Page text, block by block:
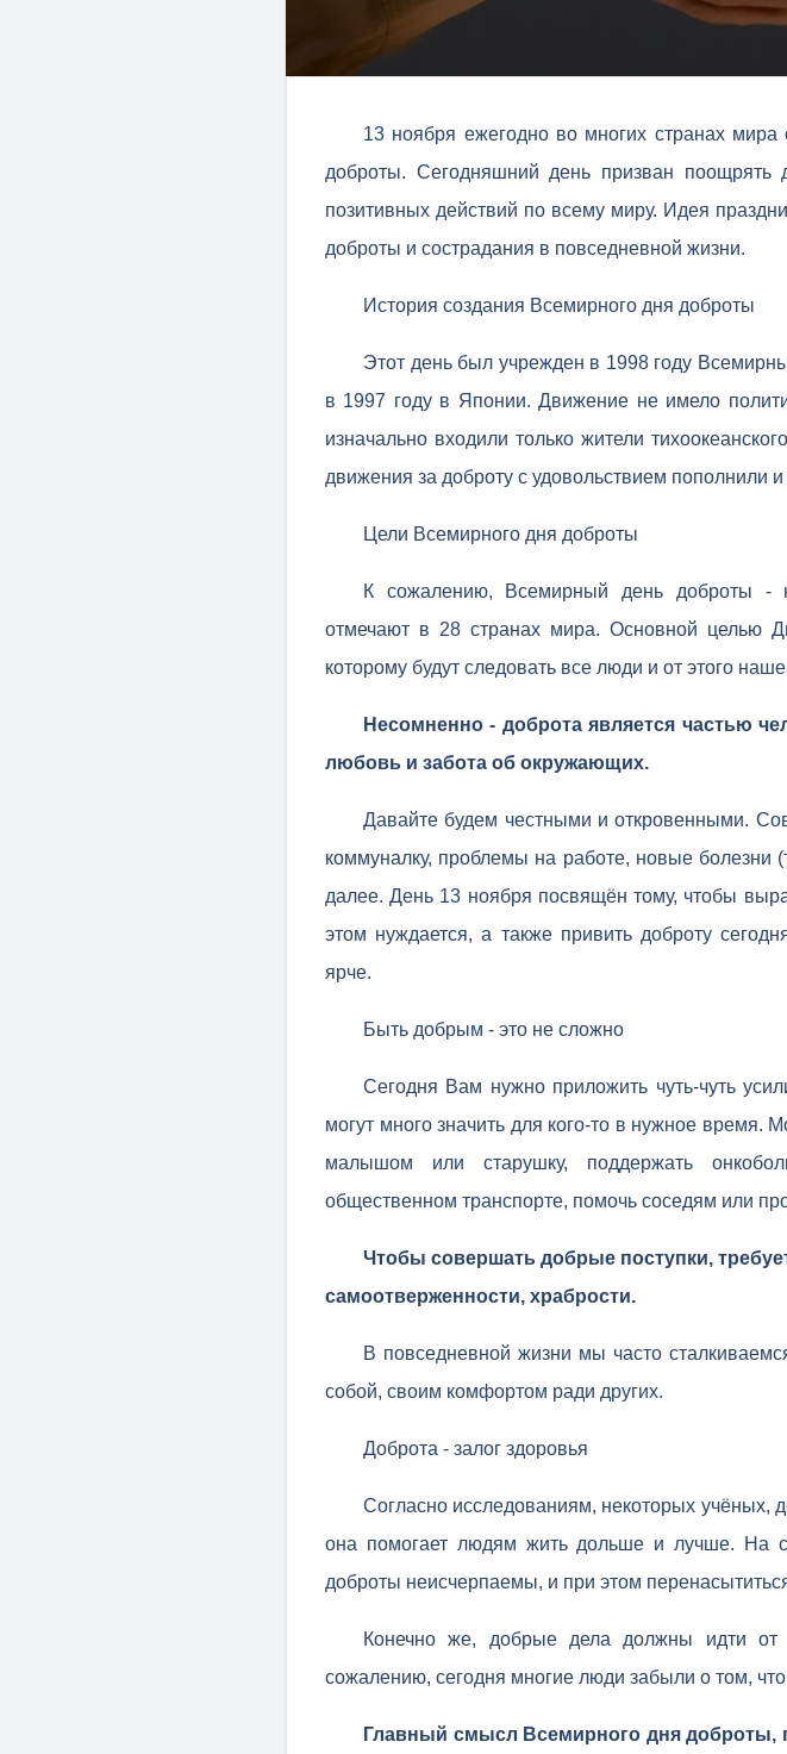
13 ноября ежегодно во многих странах
доброты. Сегодняшний день призван поощрять
позитивных действий по всему миру. Идея
доброты и сострадания в повседневной жизни.
История создания Всемирного дня доброты
Этот день был учрежден в 1998 году
в 1997 году в Японии. Движение не имело
изначально входили только жители
движения за доброту с удовольствием пополнили и
Цели Всемирного дня доброты
К сожалению, Всемирный день доброты -
отмечают в 28 странах мира. Основной целью
которому будут следовать все люди и от этого
Несомненно - доброта является частью
любовь и забота об окружающих.
Давайте будем честными и откровенными.
коммуналку, проблемы на работе, новые
далее. День 13 ноября посвящён тому, чтобы
этом нуждается, а также привить доброту
ярче.
Быть добрым - это не сложно
Сегодня Вам нужно приложить чуть-чуть
могут много значить для кого-то в нужное время.
малышом или старушку, поддержать
общественном транспорте, помочь соседям или
Чтобы совершать добрые поступки,
самоотверженности, храбрости.
В повседневной жизни мы часто
собой, своим комфортом ради других.
Доброта - залог здоровья
Согласно исследованиям, некоторых учёных,
она помогает людям жить дольше и лучше. На
доброты неисчерпаемы, и при этом
Конечно же, добрые дела должны идти
сожалению, сегодня многие люди забыли о том,
Главный смысл Всемирного дня доброты,